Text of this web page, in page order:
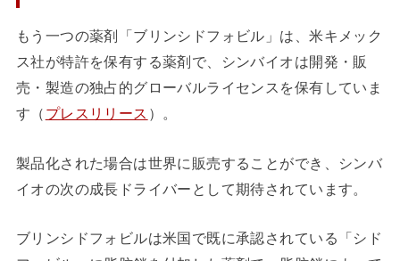
もう一つの薬剤「ブリンシドフォビル」は、米キメック
ス社が特許を保有する薬剤で、シンバイオは開発・販
売・製造の独占的グローバルライセンスを保有していま
す（ プレスリリース ）。
製品化された場合は世界に販売することができ、シンバ
イオの次の成長ドライバーとして期待されています。
ブリンシドフォビルは米国で既に承認されている「シド